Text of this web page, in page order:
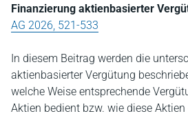
Finanzierung aktienbasierter
AG 2026, 521-533
In diesem Beitrag werden die
aktienbasierter Vergütung
welche Weise entsprechende
Aktien bedient bzw. wie diese